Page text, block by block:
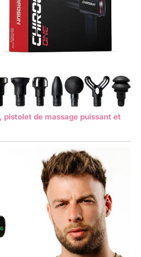
pistolet de massage puissant et